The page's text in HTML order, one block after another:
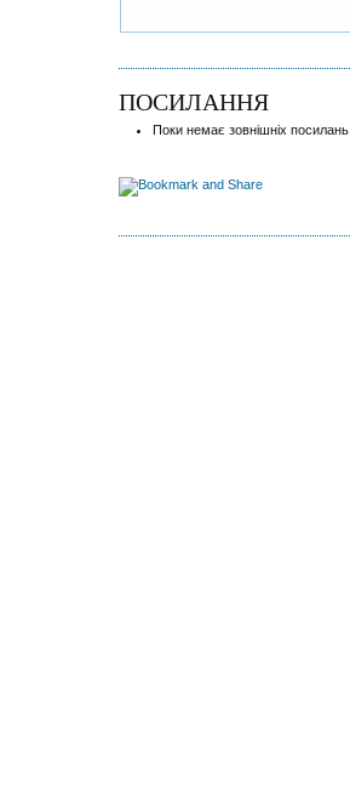
ПОСИЛАННЯ
Поки немає зовнішніх посилань.